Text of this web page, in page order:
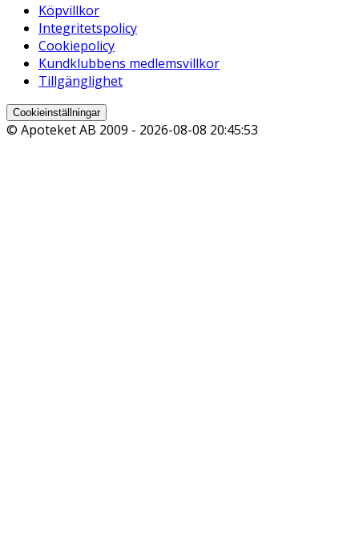
Köpvillkor
Integritetspolicy
Cookiepolicy
Kundklubbens medlemsvillkor
Tillgänglighet
Cookieinställningar
© Apoteket AB 2009 - 2026-08-08 20:45:53